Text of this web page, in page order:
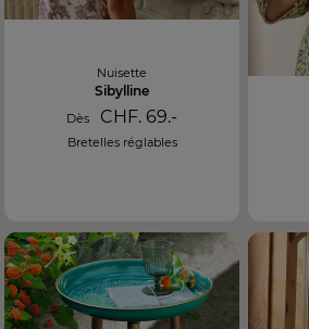
Nuisette
Sibylline
Dès CHF. 69.-
Bretelles réglables